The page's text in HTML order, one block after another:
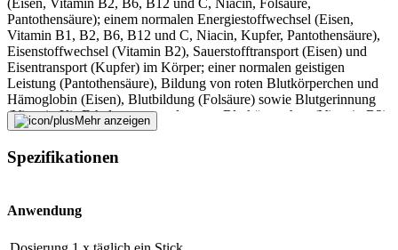
(Eisen, Vitamin B2, B6, B12 und C, Niacin, Folsäure,
Pantothensäure); einem normalen Energiestoffwechsel (Eisen,
Vitamin B1, B2, B6, B12 und C, Niacin, Kupfer, Pantothensäure),
Eisenstoffwechsel (Vitamin B2), Sauerstofftransport (Eisen) und
Eisentransport (Kupfer) im Körper; einer normalen geistigen
Leistung (Pantothensäure), Bildung von roten Blutkörperchen und
Hämoglobin (Eisen), Blutbildung (Folsäure) sowie Blutgerinnung
(Vitamin K); Erhaltung normaler roter Blutkörperchen (Vitamin B2);
Erhöhung der Eisenaufnahme (Vitamin C).
Anwendung
einnehmen.
Mehr anzeigen
Spezifikationen
Anwendung